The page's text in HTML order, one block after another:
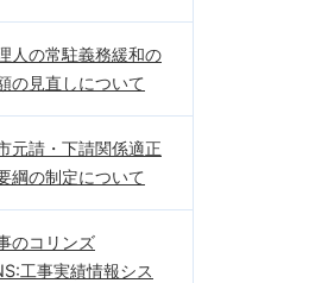
人の常駐義務緩和の
の見直しについて
元請・下請関係適正
綱の制定について
のコリンズ
工事実績情報シス